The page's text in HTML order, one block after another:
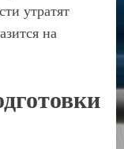
утратят
на